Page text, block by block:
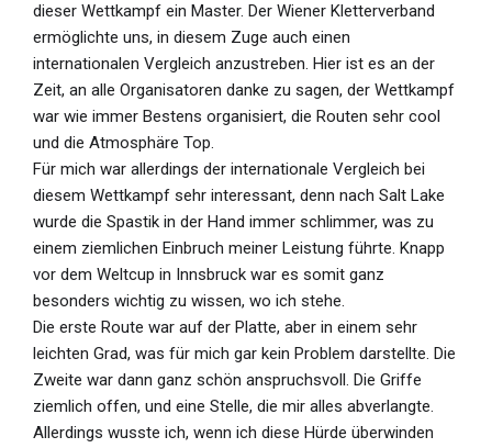
dieser Wettkampf ein Master. Der Wiener Kletterverband
ermöglichte uns, in diesem Zuge auch einen
internationalen Vergleich anzustreben. Hier ist es an der
Zeit, an alle Organisatoren danke zu sagen, der Wettkampf
war wie immer Bestens organisiert, die Routen sehr cool
und die Atmosphäre Top.
Für mich war allerdings der internationale Vergleich bei
diesem Wettkampf sehr interessant, denn nach Salt Lake
wurde die Spastik in der Hand immer schlimmer, was zu
einem ziemlichen Einbruch meiner Leistung führte. Knapp
vor dem Weltcup in Innsbruck war es somit ganz
besonders wichtig zu wissen, wo ich stehe.
Die erste Route war auf der Platte, aber in einem sehr
leichten Grad, was für mich gar kein Problem darstellte. Die
Zweite war dann ganz schön anspruchsvoll. Die Griffe
ziemlich offen, und eine Stelle, die mir alles abverlangte.
Allerdings wusste ich, wenn ich diese Hürde überwinden